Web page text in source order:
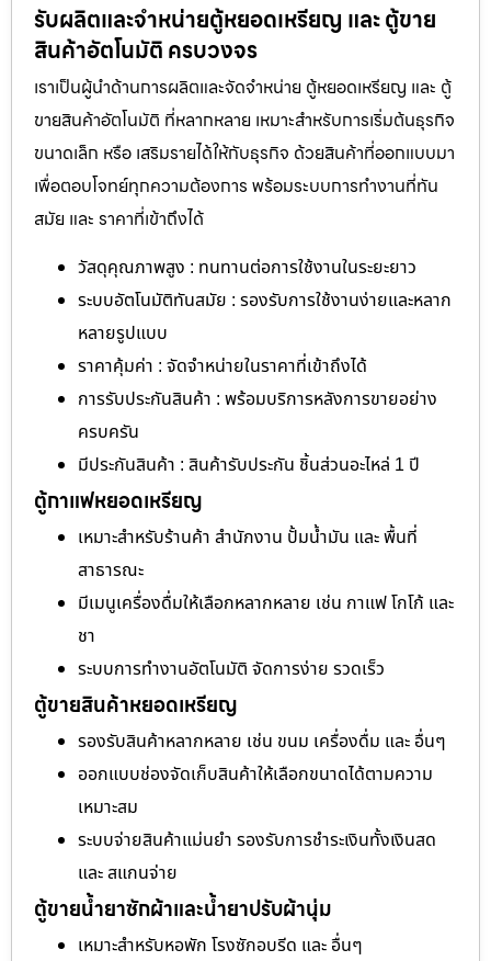
รับผลิตและจำหน่ายตู้หยอดเหรียญ และ ตู้ขาย
สินค้าอัตโนมัติ ครบวงจร
เราเป็นผู้นำด้านการผลิตและจัดจำหน่าย ตู้หยอดเหรียญ และ ตู้
ขายสินค้าอัตโนมัติ ที่หลากหลาย เหมาะสำหรับการเริ่มต้นธุรกิจ
ขนาดเล็ก หรือ เสริมรายได้ให้กับธุรกิจ ด้วยสินค้าที่ออกแบบมา
เพื่อตอบโจทย์ทุกความต้องการ พร้อมระบบการทำงานที่ทัน
สมัย และ ราคาที่เข้าถึงได้
วัสดุคุณภาพสูง : ทนทานต่อการใช้งานในระยะยาว
ระบบอัตโนมัติทันสมัย : รองรับการใช้งานง่ายและหลาก
หลายรูปแบบ
ราคาคุ้มค่า : จัดจำหน่ายในราคาที่เข้าถึงได้
การรับประกันสินค้า : พร้อมบริการหลังการขายอย่าง
ครบครัน
มีประกันสินค้า : สินค้ารับประกัน ชิ้นส่วนอะไหล่ 1 ปี
ตู้กาแฟหยอดเหรียญ
เหมาะสำหรับร้านค้า สำนักงาน ปั้มน้ำมัน และ พื้นที่
สาธารณะ
มีเมนูเครื่องดื่มให้เลือกหลากหลาย เช่น กาแฟ โกโก้ และ
ชา
ระบบการทำงานอัตโนมัติ จัดการง่าย รวดเร็ว
ตู้ขายสินค้าหยอดเหรียญ
รองรับสินค้าหลากหลาย เช่น ขนม เครื่องดื่ม และ อื่นๆ
ออกแบบช่องจัดเก็บสินค้าให้เลือกขนาดได้ตามความ
เหมาะสม
ระบบจ่ายสินค้าแม่นยำ รองรับการชำระเงินทั้งเงินสด
และ สแกนจ่าย
ตู้ขายน้ำยาซักผ้าและน้ำยาปรับผ้านุ่ม
เหมาะสำหรับหอพัก โรงซักอบรีด และ อื่นๆ